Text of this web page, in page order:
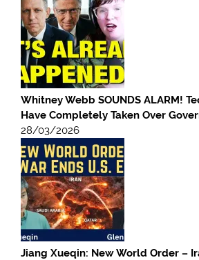
Whitney Webb SOUNDS ALARM!
Have Completely Taken Over
28/03/2026
Jiang Xueqin: New World Order –